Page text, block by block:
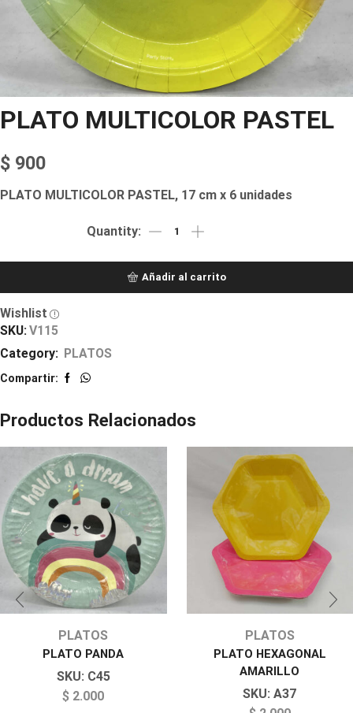
PLATO MULTICOLOR PASTEL
$ 900
PLATO MULTICOLOR PASTEL, 17 cm x 6 unidades
Añadir al carrito
Wishlist
SKU: V115
Category: PLATOS
Compartir:
Productos Relacionados
PLATOS
PLATO PANDA
SKU: C45
$ 2.000
PLATOS
PLATO HEXAGONAL
AMARILLO
SKU:A37